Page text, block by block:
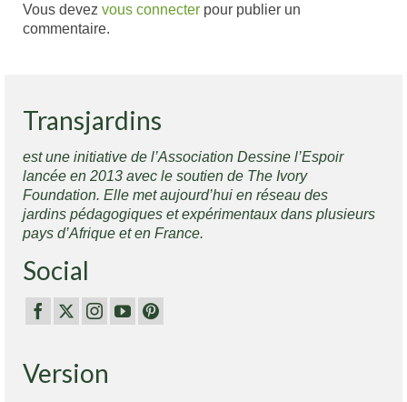
Vous devez vous connecter pour publier un
commentaire.
Transjardins
est une initiative de l’Association Dessine l’Espoir
lancée en 2013 avec le soutien de The Ivory
Foundation. Elle met aujourd’hui en réseau des
jardins pédagogiques et expérimentaux dans plusieurs
pays d’Afrique et en France.
Social
Version